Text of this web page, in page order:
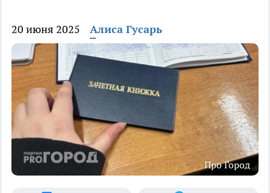
20 июня 2025 Алиса Гусарь
Про Город